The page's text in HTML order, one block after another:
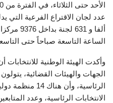
ألفا و
الساعة التاسعة صباحاً حتى
الجهات والهيئات القضائية،
الرئاسية، وأن
الانتخابات الرئاسية، وعدد